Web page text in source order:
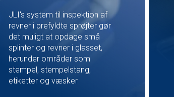
JLI's system til inspektion af
revner i prefyldte sprøjter gør
det muligt at opdage små
splinter og revner i glasset,
herunder områder som
stempel, stempelstang,
etiketter og væsker